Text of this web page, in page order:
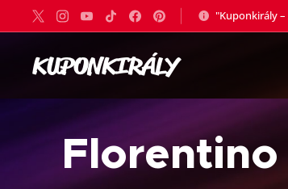
"Kuponkirály
KUPONKIRÁLY
Florentino